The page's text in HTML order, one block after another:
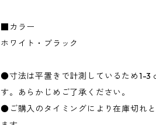
■カラー
ホワイト・ブラック
●寸法は平置きで計測しているため1-3
す。あらかじめご了承ください。
●ご購入のタイミングにより在庫切れ